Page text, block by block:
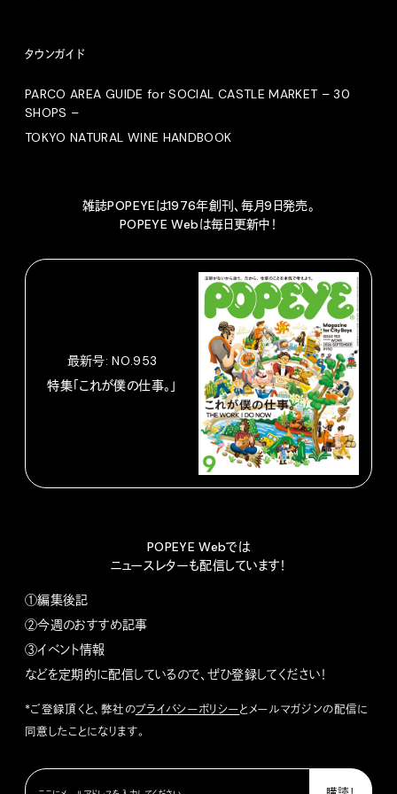
タウンガイド
PARCO AREA GUIDE for SOCIAL CASTLE MARKET – 30
SHOPS –
TOKYO NATURAL WINE HANDBOOK
雑誌POPEYEは1976年創刊、毎月9日発売。
POPEYE Webは毎日更新中！
最新号: NO.953
特集「これが僕の仕事。」
POPEYE Webでは
ニュースレターも配信しています！
①編集後記
②今週のおすすめ記事
③イベント情報
などを定期的に配信しているので、ぜひ登録してください！
*ご登録頂くと、弊社のプライバシーポリシーとメールマガジンの配信に
同意したことになります。